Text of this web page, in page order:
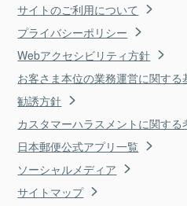
サイトのご利用について
プライバシーポリシー
Webアクセシビリティ方針
お客さま本位の業務運営に関する
勧誘方針
カスタマーハラスメントに関する
日本郵便公式アプリ一覧
ソーシャルメディア
サイトマップ